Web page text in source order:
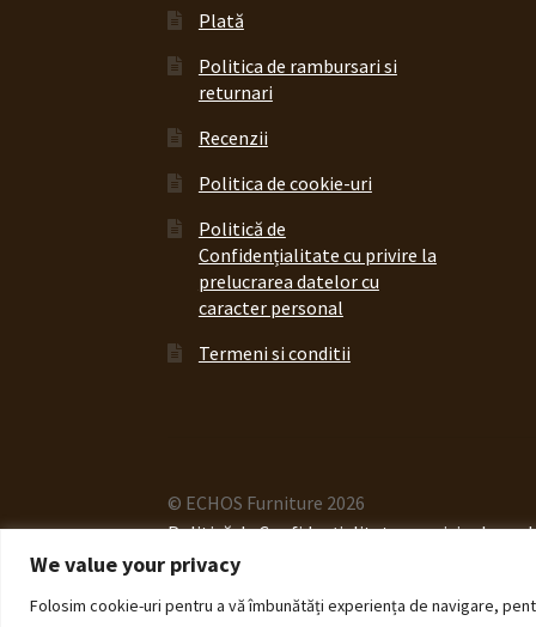
We value your privacy
Folosim cookie-uri pentru a vă îmbunătăți experiența de navigare,
Plată
Politica de rambursari si
returnari
Recenzii
Politica de cookie-uri
Politică de
Confidențialitate cu privire la
prelucrarea datelor cu
caracter personal
Termeni si conditii
© ECHOS Furniture 2026
Politică de Confidențialitate cu privire la